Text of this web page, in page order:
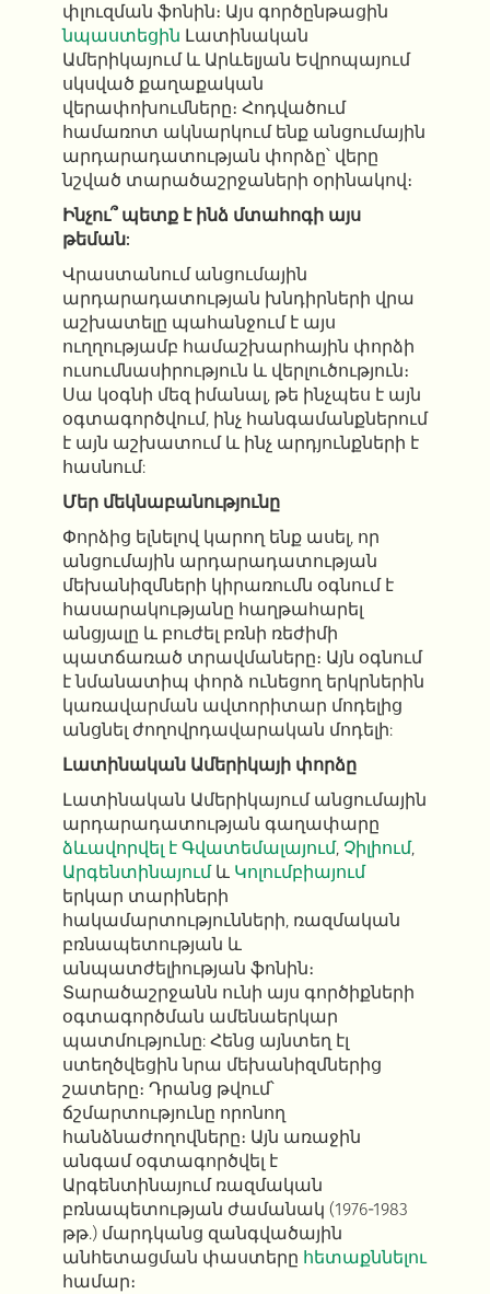
փլուզման ֆոնին։ Այս գործընթացին
նպաստեցին Լատինական
Ամերիկայում և Արևելյան Եվրոպայում
սկսված քաղաքական
վերափոխումները։ Հոդվածում
համառոտ ակնարկում ենք անցումային
արդարադատության փորձը՝ վերը
նշված տարածաշրջաների օրինակով։
Ինչու՞ պետք է ինձ մտահոգի այս
թեման:
Վրաստանում անցումային
արդարադատության խնդիրների վրա
աշխատելը պահանջում է այս
ուղղությամբ համաշխարհային փորձի
ուսումնասիրություն և վերլուծություն։
Սա կօգնի մեզ իմանալ, թե ինչպես է այն
օգտագործվում, ինչ հանգամանքներում
է այն աշխատում և ինչ արդյունքների է
հասնում:
Մեր մեկնաբանությունը
Փորձից ելնելով կարող ենք ասել, որ
անցումային արդարադատության
մեխանիզմների կիրառումն օգնում է
հասարակությանը հաղթահարել
անցյալը և բուժել բռնի ռեժիմի
պատճառած տրավմաները։ Այն օգնում
է նմանատիպ փորձ ունեցող երկրներին
կառավարման ավտորիտար մոդելից
անցնել ժողովրդավարական մոդելի:
Լատինական Ամերիկայի փորձը
Լատինական Ամերիկայում անցումային
արդարադատության գաղափարը
ձևավորվել է Գվատեմալայում, Չիլիում,
Արգենտինայումև Կոլումբիայում
երկար տարիների
հակամարտությունների, ռազմական
բռնապետության և
անպատժելիության ֆոնին։
Տարածաշրջանն ունի այս գործիքների
օգտագործման ամենաերկար
պատմությունը: Հենց այնտեղ էլ
ստեղծվեցին նրա մեխանիզմներից
շատերը։ Դրանց թվում՝
ճշմարտությունը որոնող
հանձնաժողովները։ Այն առաջին
անգամ օգտագործվել է
Արգենտինայում ռազմական
բռնապետության ժամանակ (1976-1983
թթ.) մարդկանց զանգվածային
անհետացման փաստերը հետաքննելու
համար։